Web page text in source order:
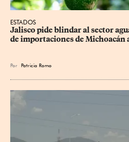
ESTADOS
Jalisco pide blindar al sector
de importaciones de Michoacán
Por Patricia Romo